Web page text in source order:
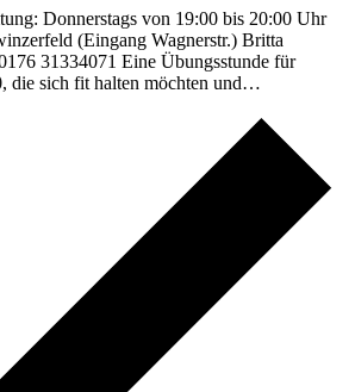
Donnerstags von 19:00 bis 20:00 Uhr
(Eingang Wagnerstr.) Britta
31334071 Eine Übungsstunde für
die sich fit halten möchten und…